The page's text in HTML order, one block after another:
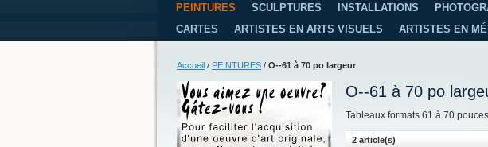
PEINTURES SCULPTURES INSTALLATIONS
CARTES
ARTISTES EN ARTS VISUELS ARTISTES EN
Accueil / PEINTURES / O--61 à 70 po largeur
O--61 à 70 po
Tableaux formats 61 à 70
2 article(s)